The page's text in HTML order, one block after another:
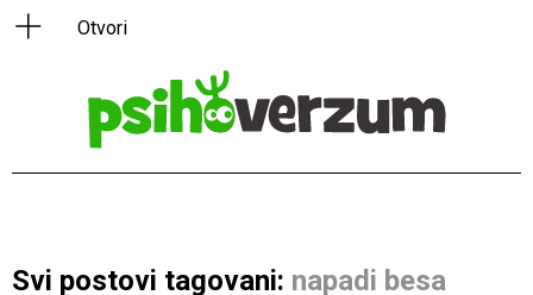
Svi postovi tagovani: napadi besa